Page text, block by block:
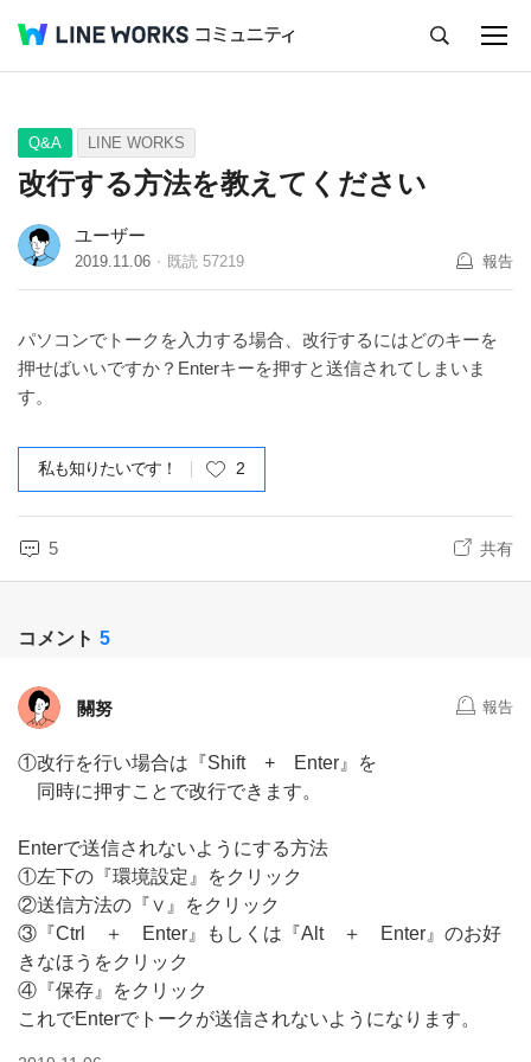
Q&A Tips Ideas
Q&A LINE WORKS
改行する方法を教えてください
ユーザー
2019.11.06 既読 57219 報告
パソコンでトークを入力する場合、改行するにはどのキーを
押せばいいですか？Enterキーを押すと送信されてしまいま
す。
私も知りたいです！ 2
5 共有
コメント 5
關努 報告
①改行を行い場合は『Shift + Enter』を
同時に押すことで改行できます。
Enterで送信されないようにする方法
①左下の『環境設定』をクリック
②送信方法の『∨』をクリック
③『Ctrl ＋ Enter』もしくは『Alt ＋ Enter』のお好
きなほうをクリック
④『保存』をクリック
これでEnterでトークが送信されないようになります。